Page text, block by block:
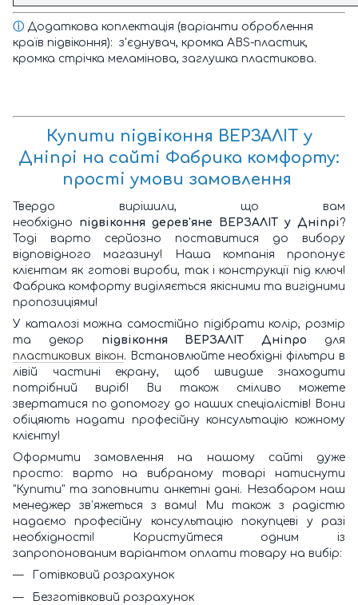
ⓘ Додаткова коплектація (варіанти оброблення
країв підвіконня): з'єднувач, кромка ABS-пластик,
кромка стрічка меламінова, заглушка пластикова.
Купити підвіконня ВЕРЗАЛІТ у
Дніпрі на сайті Фабрика комфорту:
прості умови замовлення
Твердо вирішили, що вам
необхідно підвіконня дерев'яне ВЕРЗАЛІТ у Дніпрі ?
Тоді варто серйозно поставитися до вибору
відповідного магазину! Наша компанія пропонує
клієнтам як готові вироби, так і конструкції під ключ!
Фабрика комфорту виділяється якісними та вигідними
пропозиціями!
У каталозі можна самостійно підібрати колір, розмір
та декор підвіконня ВЕРЗАЛІТ Дніпро для
пластикових вікон. Встановлюйте необхідні фільтри в
лівій частині екрану, щоб швидше знаходити
потрібний виріб! Ви також сміливо можете
звертатися по допомогу до наших спеціалістів! Вони
обіцяють надати професійну консультацію кожному
клієнту!
Оформити замовлення на нашому сайті дуже
просто: варто на вибраному товарі натиснути
"Купити" та заповнити анкетні дані. Незабаром наш
менеджер зв’яжеться з вами! Ми також з радістю
надаємо професійну консультацію покупцеві у разі
необхідності! Користуйтеся одним із
запропонованим варіантом оплати товару на вибір:
Готівковий розрахунок
Безготівковий розрахунок